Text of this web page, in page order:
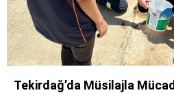
Tekirdağ’da Müsilajla